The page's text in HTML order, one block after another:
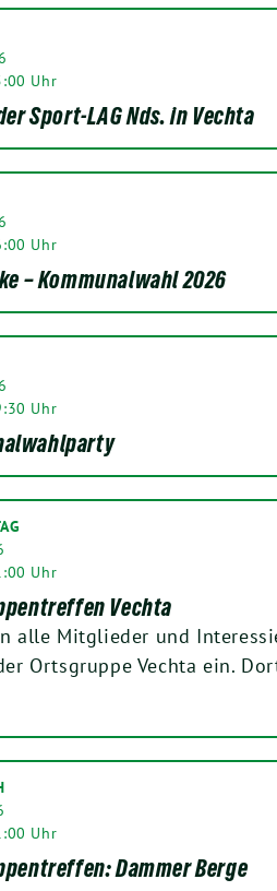
Uhr
Sport-LAG Nds. in Vechta
Uhr
– Kommunalwahl 2026
Uhr
Uhr
Vechta
alle Mitglieder und
Ortsgruppe Vechta ein.
Uhr
Dammer Berge